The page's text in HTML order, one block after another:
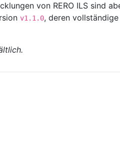
von RERO ILS sind
v1.1.0, deren